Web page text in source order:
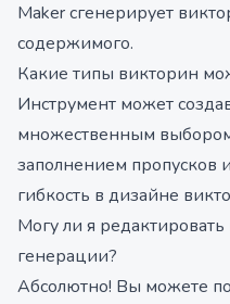
Maker сгенерирует
содержимого.
Какие типы викторин
Инструмент может
множественным
заполнением пропусков
гибкость в дизайне
Могу ли я
генерации?
Абсолютно! Вы можете